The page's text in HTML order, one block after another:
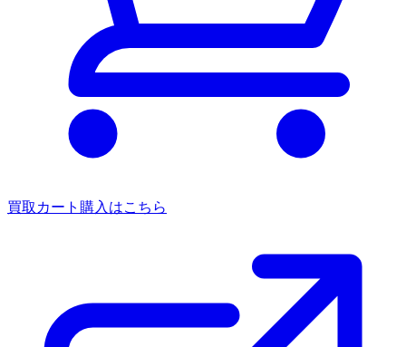
買取カート 購入はこちら